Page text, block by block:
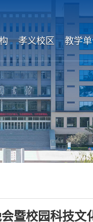
孝义校区 教学
暨校园科技